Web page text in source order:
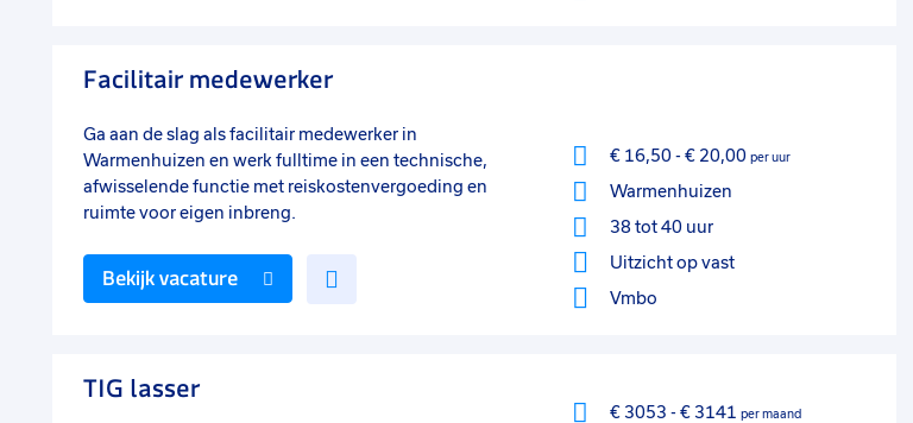
Facilitair medewerker
Ga aan de slag als facilitair medewerker in
Warmenhuizen en werk fulltime in een technische,
afwisselende functie met reiskostenvergoeding en
ruimte voor eigen inbreng.
€ 16,50- € 20,00 per uur
Warmenhuizen
38 tot 40 uur
Uitzicht op vast
Vmbo
Bekijk vacature
TIG lasser
€ 3053 - € 3141 per maand